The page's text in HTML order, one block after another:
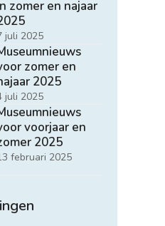
zomer en najaar
juli 2025
zomer en
2025
juli 2025
voorjaar en
2025
februari 2025